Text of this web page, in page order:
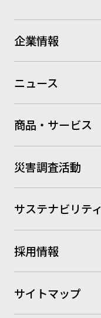
企業情報
ニュース
商品・サービス
災害調査活動
サステナビリティ
採用情報
サイトマップ